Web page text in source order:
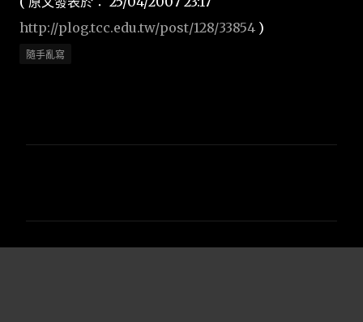
http://plog.tcc.edu.tw/post/128/33854 )
隨手亂寫